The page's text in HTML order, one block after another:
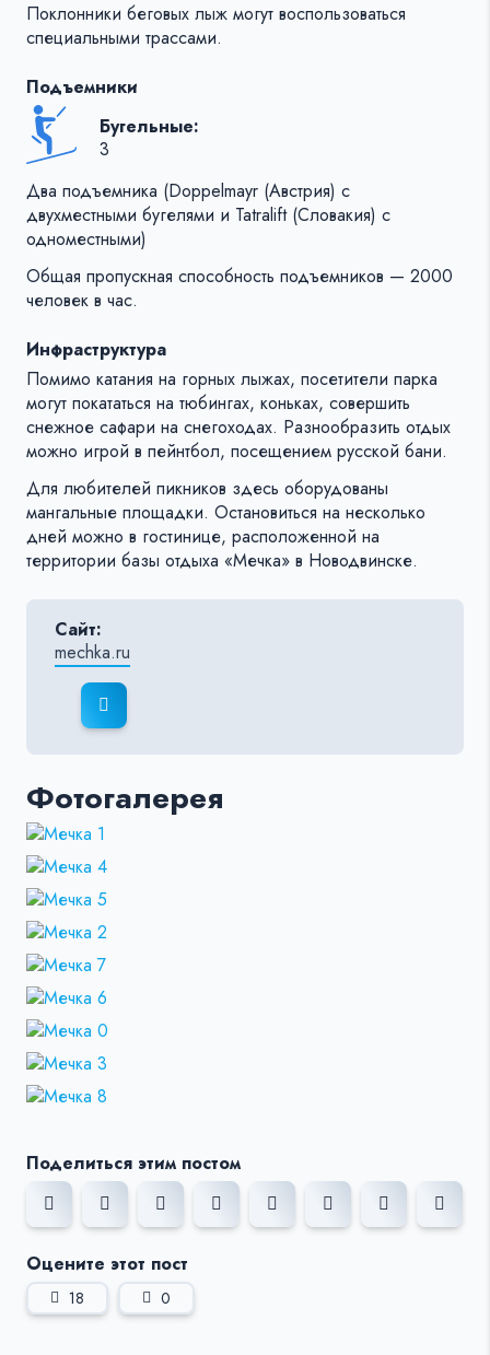
Поклонники беговых лыж могут воспользоваться
специальными трассами.
Подъемники
Бугельные:
3
Два подъемника (Doppelmayr (Австрия) с
двухместными бугелями и Tatralift (Словакия) с
одноместными)
Общая пропускная способность подъемников — 2000
человек в час.
Инфраструктура
Помимо катания на горных лыжах, посетители парка
могут покататься на тюбингах, коньках, совершить
снежное сафари на снегоходах. Разнообразить отдых
можно игрой в пейнтбол, посещением русской бани.
Для любителей пикников здесь оборудованы
мангальные площадки. Остановиться на несколько
дней можно в гостинице, расположенной на
территории базы отдыха «Мечка» в Новодвинске.
Сайт:
mechka.ru
Фотогалерея
Поделиться этим постом
Оцените этот пост
18 0